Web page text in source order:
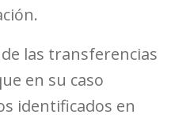
las transferencias
en su caso
identificados en